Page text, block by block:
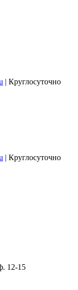
| Круглосуточно
| Круглосуточно
12-15